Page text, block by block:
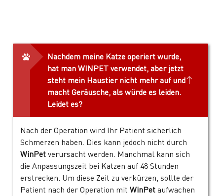
Nachdem meine Katze operiert wurde,
hat man WINPET verwendet, aber jetzt
steht mein Haustier nicht mehr auf und
macht Geräusche, als würde es leiden.
Leidet es?
Nach der Operation wird Ihr Patient sicherlich
Schmerzen haben. Dies kann jedoch nicht durch
WinPet verursacht werden. Manchmal kann sich
die Anpassungszeit bei Katzen auf 48 Stunden
erstrecken. Um diese Zeit zu verkürzen, sollte der
Patient nach der Operation mit WinPet aufwachen